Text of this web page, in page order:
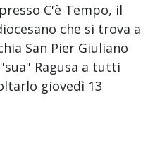
C'è Tempo, il
che si trova a
San Pier Giuliano
Ragusa a tutti
giovedì 13